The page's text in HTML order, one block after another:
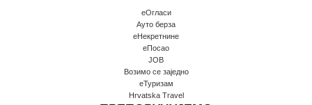
еОгласи
Ауто берза
еНекретнине
еПосао
JOB
Возимо се заједно
еТуризам
Hrvatska Travel